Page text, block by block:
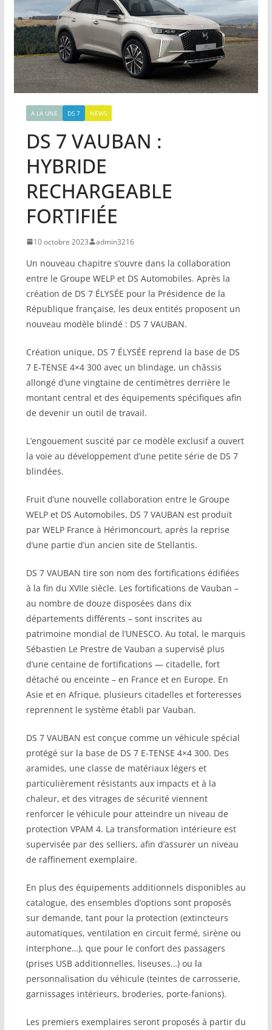
A LA UNE DS 7 NEWS
DS 7 VAUBAN :
HYBRIDE
RECHARGEABLE
FORTIFIÉE
10 octobre 2023 admin3216
Un nouveau chapitre s’ouvre dans la collaboration
entre le Groupe WELP et DS Automobiles. Après la
création de DS 7 ÉLYSÉE pour la Présidence de la
République française, les deux entités proposent un
nouveau modèle blindé : DS 7 VAUBAN.
Création unique, DS 7 ÉLYSÉE reprend la base de DS
7 E-TENSE 4×4 300 avec un blindage, un châssis
allongé d’une vingtaine de centimètres derrière le
montant central et des équipements spécifiques afin
de devenir un outil de travail.
L’engouement suscité par ce modèle exclusif a ouvert
la voie au développement d’une petite série de DS 7
blindées.
Fruit d’une nouvelle collaboration entre le Groupe
WELP et DS Automobiles, DS 7 VAUBAN est produit
par WELP France à Hérimoncourt, après la reprise
d’une partie d’un ancien site de Stellantis.
DS 7 VAUBAN tire son nom des fortifications édifiées
à la fin du XVIIe siècle. Les fortifications de Vauban –
au nombre de douze disposées dans dix
départements différents – sont inscrites au
patrimoine mondial de l’UNESCO. Au total, le marquis
Sébastien Le Prestre de Vauban a supervisé plus
d’une centaine de fortifications — citadelle, fort
détaché ou enceinte – en France et en Europe. En
Asie et en Afrique, plusieurs citadelles et forteresses
reprennent le système établi par Vauban.
DS 7 VAUBAN est conçue comme un véhicule spécial
protégé sur la base de DS 7 E-TENSE 4×4 300. Des
aramides, une classe de matériaux légers et
particulièrement résistants aux impacts et à la
chaleur, et des vitrages de sécurité viennent
renforcer le véhicule pour atteindre un niveau de
protection VPAM 4. La transformation intérieure est
supervisée par des selliers, afin d’assurer un niveau
de raffinement exemplaire.
En plus des équipements additionnels disponibles au
catalogue, des ensembles d’options sont proposés
sur demande, tant pour la protection (extincteurs
automatiques, ventilation en circuit fermé, sirène ou
interphone…), que pour le confort des passagers
(prises USB additionnelles, liseuses…) ou la
personnalisation du véhicule (teintes de carrosserie,
garnissages intérieurs, broderies, porte-fanions).
Les premiers exemplaires seront proposés à partir du